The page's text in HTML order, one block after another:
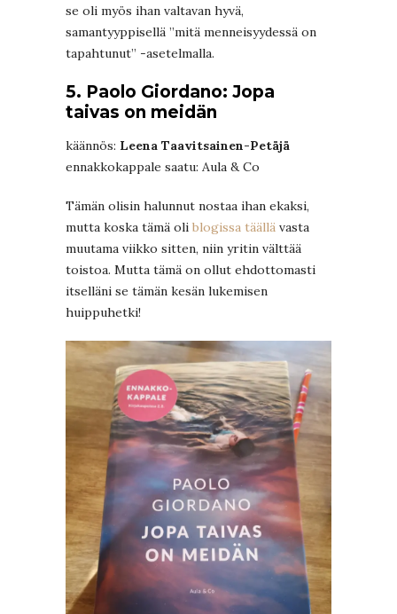
se oli myös ihan valtavan hyvä,
samantyyppisellä ”mitä menneisyydessä on
tapahtunut” -asetelmalla.
5. Paolo Giordano: Jopa
taivas on meidän
käännös: Leena Taavitsainen-Petäjä
ennakkokappale saatu: Aula & Co
Tämän olisin halunnut nostaa ihan ekaksi,
mutta koska tämä oli blogissa täällä vasta
muutama viikko sitten, niin yritin välttää
toistoa. Mutta tämä on ollut ehdottomasti
itselläni se tämän kesän lukemisen
huippuhetki!